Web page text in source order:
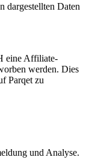
dargestellten Daten
eine Affiliate-
werden. Dies
Parqet zu
und Analyse.